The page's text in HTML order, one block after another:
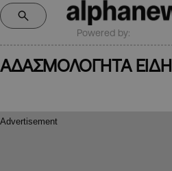
Powered by:
ΑΔΑΣΜΟΛΟΓΗΤΑ ΕΙΔΗ